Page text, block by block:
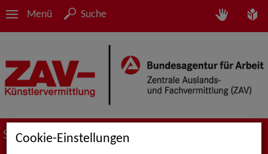
Menü Suche
Suche nach Künstler*innen
Cookie-Einstellungen